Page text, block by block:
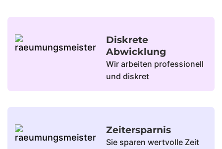
Diskrete
Abwicklung
Wir arbeiten professionell
und diskret
Zeitersparnis
Sie sparen wertvolle Zeit